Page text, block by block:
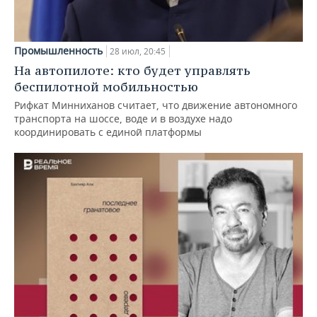
Промышленность 28 июл, 20:45
На автопилоте: кто будет управлять
беспилотной мобильностью
Рифкат Минниханов считает, что движение автономного
транспорта на шоссе, воде и в воздухе надо
координировать с единой платформы